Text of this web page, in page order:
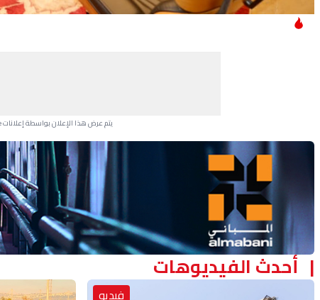
يتم عرض هذا الإعلان بواسطة إعلانات Google، ولا يتحكم موقعنا في الإعلانات التي تظهر لكل مستخدم.
Advertisement Section
أحدث الفيديوهات
فيديو